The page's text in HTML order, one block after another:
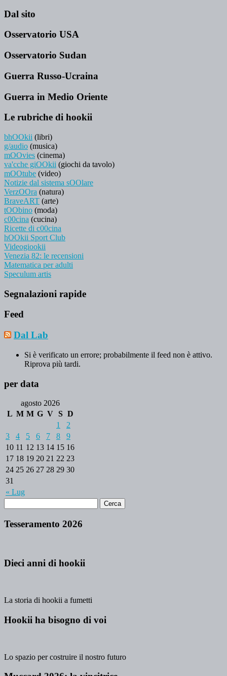
Dal sito
Osservatorio USA
Osservatorio Sudan
Guerra Russo-Ucraina
Guerra in Medio Oriente
Le rubriche di hookii
bhOOkii (libri)
g/audio (musica)
mOOvies (cinema)
va'cche giOOkii (giochi da tavolo)
mOOtube (video)
Notizie dal sistema sOOlare
VerzOOra (natura)
BraveART (arte)
tOObino (moda)
c00cina (cucina)
Ricette di c00cina
hOOkii Sport Club
Videogiookii
Venezia 82: le recensioni
Matematica per adulti
Speculum artis
Segnalazioni rapide
Feed
Dal Lab
Si è verificato un errore; probabilmente il feed non è attivo.
Riprova più tardi.
per data
agosto 2026
L M M G V S D
« Lug
1
2
3
4 5 6 7 8
9
10 11 12 13 14 15 16
17 18 19 20 21 22 23
24 25 26 27 28 29 30
31
Tesseramento 2026
Dieci anni di hookii
La storia di hookii a fumetti
Hookii ha bisogno di voi
Lo spazio per costruire il nostro futuro